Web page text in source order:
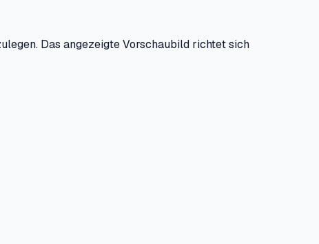
Das angezeigte Vorschaubild richtet sich